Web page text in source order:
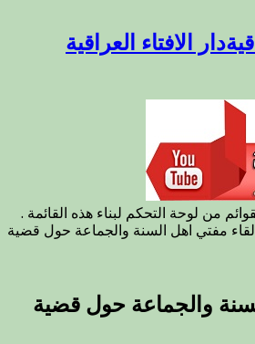
دار الافتاء العراقية
من لوحة التحكم لبناء هذه القائمة .
لقاء مفتي اهل السنة والجماعة حول قضية
والجماعة حول قضية